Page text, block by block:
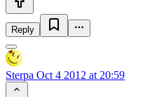
Reply
Sterpa Oct 4 2012 at 20:59